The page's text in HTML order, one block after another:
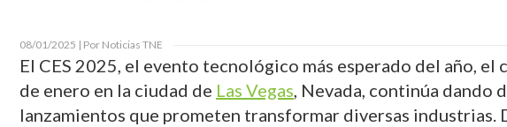
08/01/2025 | Por Noticias TNE
El CES 2025, el evento tecnológico más esperado del año, el
de enero en la ciudad de Las Vegas, Nevada, continúa dando
lanzamientos que prometen transformar diversas industrias.